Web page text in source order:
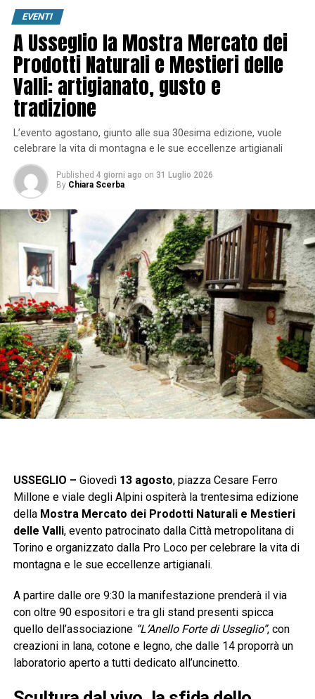
EVENTI
A Usseglio la Mostra Mercato dei
Prodotti Naturali e Mestieri delle
Valli: artigianato, gusto e
tradizione
L’evento agostano, giunto alle sua 30esima edizione, vuole
celebrare la vita di montagna e le sue eccellenze artigianali
Published 4 giorni ago on 31 Luglio 2026
By Chiara Scerba
USSEGLIO – Giovedì 13 agosto, piazza Cesare Ferro
Millone e viale degli Alpini ospiterà la trentesima edizione
della Mostra Mercato dei Prodotti Naturali e Mestieri
delle Valli, evento patrocinato dalla Città metropolitana di
Torino e organizzato dalla Pro Loco per celebrare la vita di
montagna e le sue eccellenze artigianali.
A partire dalle ore 9:30 la manifestazione prenderà il via
con oltre 90 espositori e tra gli stand presenti spicca
quello dell’associazione “L’Anello Forte di Usseglio”, con
creazioni in lana, cotone e legno, che dalle 14 proporrà un
laboratorio aperto a tutti dedicato all’uncinetto.